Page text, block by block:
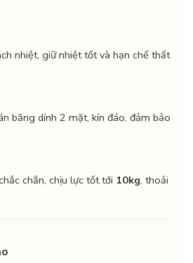
nhiệt, giữ nhiệt tốt và hạn chế thất
băng dính 2 mặt, kín đáo, đảm bảo
chắn, chịu lực tốt tới 10kg, thoải